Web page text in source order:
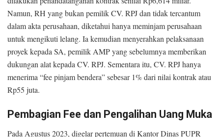
Namun, RH yang bukan pemilik CV. RPJ dan tidak tercantum
dalam akta perusahaan, diketahui hanya meminjam perusahaan
untuk mengikuti lelang. Ia kemudian menyerahkan pelaksanaan
proyek kepada SA, pemilik AMP yang sebelumnya memberikan
dukungan alat kepada CV. RPJ. Sementara itu, CV. RPJ hanya
menerima “fee pinjam bendera” sebesar 1% dari nilai kontrak atau
Rp55 juta.
Pembagian Fee dan Pengalihan Uang Muka
Pada Agustus 2023, digelar pertemuan di Kantor Dinas PUPR